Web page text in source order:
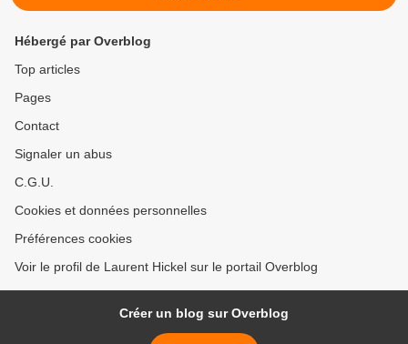
Hébergé par Overblog
Top articles
Pages
Contact
Signaler un abus
C.G.U.
Cookies et données personnelles
Préférences cookies
Voir le profil de Laurent Hickel sur le portail Overblog
Créer un blog sur Overblog